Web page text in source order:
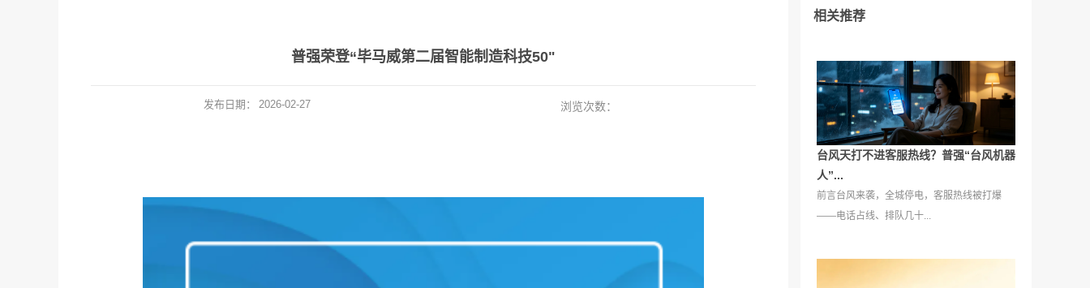
普强荣登“毕马威第二届智能制造科技50"
发布日期： 2026-02-27 浏览次数：
相关推荐
台风天打不进客服热线？普强“台风机器
人”...
前言台风来袭，全城停电，客服热线被打爆
——电话占线、排队几十...